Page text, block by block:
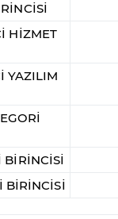
HİZMET
YAZILIM
BİRİNCİSİ
BİRİNCİSİ